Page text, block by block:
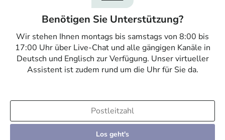
Benötigen Sie Unterstützung?
Wir stehen Ihnen montags bis samstags von 8:00 bis
17:00 Uhr über Live-Chat und alle gängigen Kanäle in
Deutsch und Englisch zur Verfügung. Unser virtueller
Assistent ist zudem rund um die Uhr für Sie da.
Los geht's